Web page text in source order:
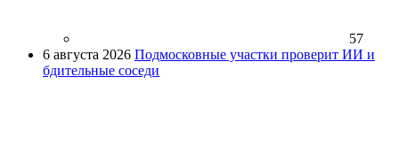
57
6 августа 2026 Подмосковные участки проверит ИИ и
бдительные соседи